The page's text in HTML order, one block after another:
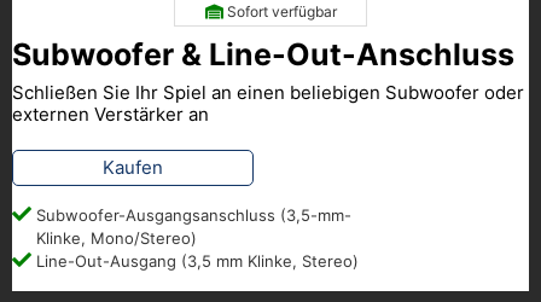
Sofort verfügbar
Subwoofer & Line-Out-Anschluss
Schließen Sie Ihr Spiel an einen beliebigen Subwoofer oder
externen Verstärker an
Kaufen
Subwoofer-Ausgangsanschluss (3,5-mm-
Klinke, Mono/Stereo)
Line-Out-Ausgang (3,5 mm Klinke, Stereo)